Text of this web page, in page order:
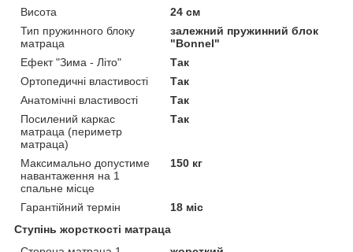
Висота
24 см
Тип пружинного блоку
матраца
залежний пружинний блок
"Вonnel"
Ефект "Зима - Літо"
Так
Ортопедичні властивості
Так
Анатомічні властивості
Так
Посилений каркас
матраца (периметр
матраца)
Так
Максимально допустиме
навантаження на 1
спальне місце
150 кг
Гарантійний термін
18 міс
Ступінь жорсткості матраца